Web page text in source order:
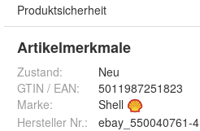
Produktsicherheit
Artikelmerkmale
Zustand:
Neu
GTIN / EAN:
5011987251823
Marke:
Shell
Hersteller Nr.:
ebay_550040761-4